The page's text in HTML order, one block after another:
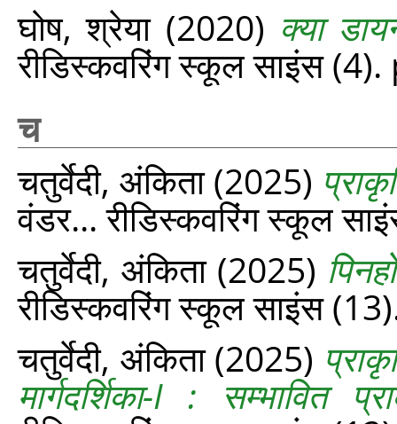
घोष, श्रेया(2020) क्‍या
रीडिस्‍कवरिंग स्‍कूल साइंस
च
चतुर्वेदी, अंकिता(2025)
वंडर... रीडिस्‍कवरिंग स्‍कूल
चतुर्वेदी, अंकिता(2025)
रीडिस्‍कवरिंग स्‍कूल साइंस
चतुर्वेदी, अंकिता(2025)
मार्गदर्शिका-I : सम्‍भावित